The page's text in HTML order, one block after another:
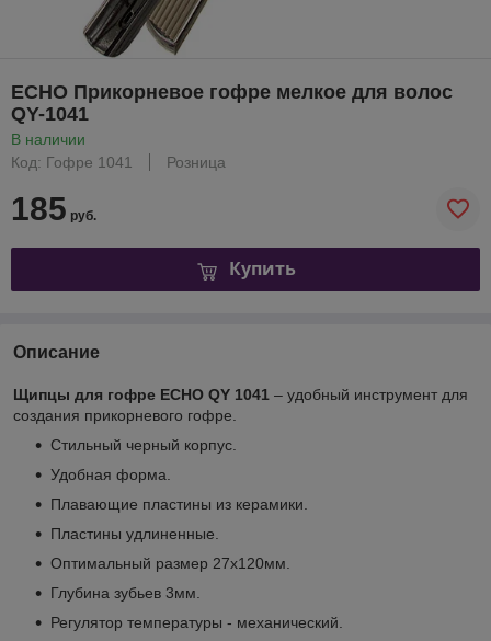
ECHO Прикорневое гофре мелкое для волос
QY-1041
В наличии
Код: Гофре 1041
Розница
185 руб.
Купить
Описание
Щипцы для гофре ECHO QY 1041 – удобный инструмент для
создания прикорневого гофре.
Стильный черный корпус.
Удобная форма.
Плавающие пластины из керамики.
Пластины удлиненные.
Оптимальный размер 27х120мм.
Глубина зубьев 3мм.
Регулятор температуры - механический.